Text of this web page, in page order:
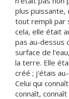
plus puissante,
tout rempli par
cela, elle était
pas au-dessus
surface de
la terre. Elle
créé ; j'étais
Celui qui
connaît,